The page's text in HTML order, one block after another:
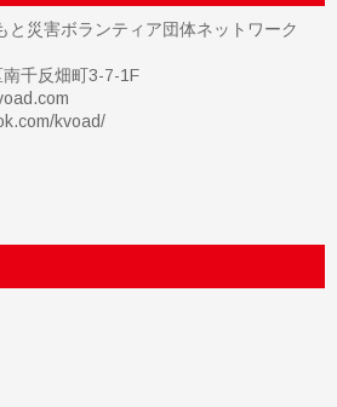
と災害ボランティア団体ネットワーク
千反畑町3-7-1F
kvoad/